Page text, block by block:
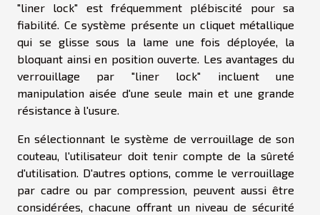
"liner lock" est fréquemment plébiscité pour sa
fiabilité. Ce système présente un cliquet métallique
qui se glisse sous la lame une fois déployée, la
bloquant ainsi en position ouverte. Les avantages du
verrouillage par "liner lock" incluent une
manipulation aisée d'une seule main et une grande
résistance à l'usure.
En sélectionnant le système de verrouillage de son
couteau, l'utilisateur doit tenir compte de la sûreté
d'utilisation. D'autres options, comme le verrouillage
par cadre ou par compression, peuvent aussi être
considérées, chacune offrant un niveau de sécurité